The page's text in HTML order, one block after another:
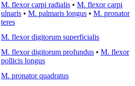
M. flexor carpi radialis • M. flexor carpi
ulnaris • M. palmaris longus • M. pronator
teres
M. flexor digitorum superficialis
M. flexor digitorum profundus • M. flexor
pollicis longus
M. pronator quadratus